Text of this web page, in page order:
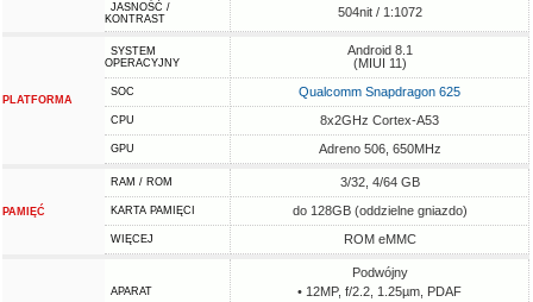
JASNOŚĆ /
KONTRAST
504nit / 1:1072
PLATFORMA
SYSTEM
OPERACYJNY
Android 8.1
(MIUI 11)
SOC Qualcomm Snapdragon 625
CPU 8x2GHz Cortex-A53
GPU Adreno 506, 650MHz
PAMIĘĆ
RAM / ROM 3/32, 4/64 GB
KARTA PAMIĘCI do 128GB (oddzielne gniazdo)
WIĘCEJ ROM eMMC
APARAT
Podwójny
• 12MP, f/2.2, 1.25µm, PDAF